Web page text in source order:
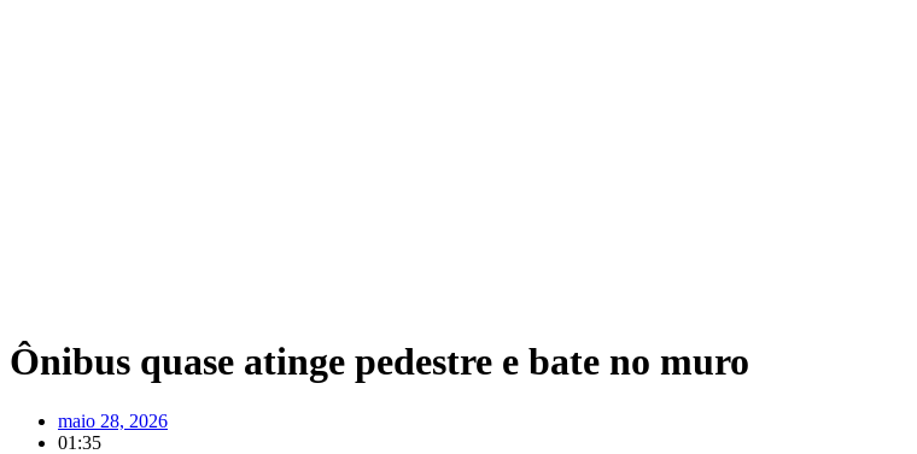
Ônibus quase atinge pedestre e bate no muro
maio 28, 2026
01:35